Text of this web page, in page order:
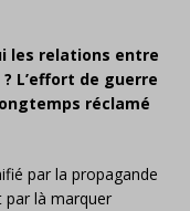
les relations entre
L’effort de guerre
réclamé
par la propagande
par là marquer